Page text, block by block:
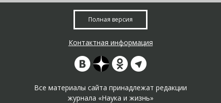
Полная версия
Контактная информация
Все материалы сайта принадлежат редакции
журнала «Наука и жизнь»